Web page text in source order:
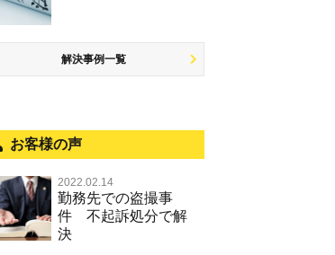
略取・誘拐・人身売買
児童ポルノ リベンジポルノ
恐喝
無免許運転
住居侵入等
銃刀法違反
不正競争防止法
風営法・風適法違反
文書偽造・偽造文書行使
少年事件の処分
被害者対応
被害届・告訴・告発の不安や悩み
員逮捕，予防法務等）
解決事例一覧
お客様の声
2022.02.14
勤務先での盗撮事
件 不起訴処分で解
決